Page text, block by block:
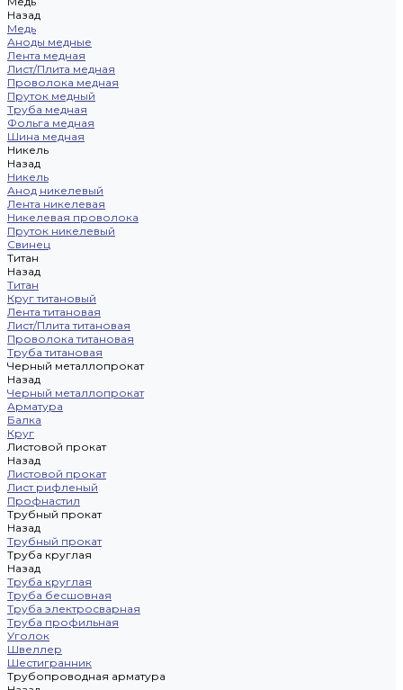
Назад
Медь
Аноды медные
Лента медная
Лист/Плита медная
Проволока медная
Пруток медный
Труба медная
Фольга медная
Шина медная
Никель
Назад
Никель
Анод никелевый
Лента никелевая
Никелевая проволока
Пруток никелевый
Свинец
Титан
Назад
Титан
Круг титановый
Лента титановая
Лист/Плита титановая
Проволока титановая
Труба титановая
Черный металлопрокат
Назад
Черный металлопрокат
Арматура
Балка
Круг
Листовой прокат
Назад
Листовой прокат
Лист рифленый
Профнастил
Трубный прокат
Назад
Трубный прокат
Труба круглая
Назад
Труба круглая
Труба бесшовная
Труба электросварная
Труба профильная
Уголок
Швеллер
Шестигранник
Трубопроводная арматура